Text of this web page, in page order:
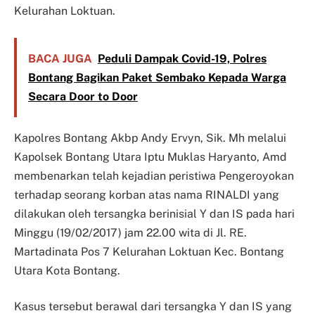
Kelurahan Loktuan.
BACA JUGA Peduli Dampak Covid-19, Polres
Bontang Bagikan Paket Sembako Kepada Warga
Secara Door to Door
Kapolres Bontang Akbp Andy Ervyn, Sik. Mh melalui
Kapolsek Bontang Utara Iptu Muklas Haryanto, Amd
membenarkan telah kejadian peristiwa Pengeroyokan
terhadap seorang korban atas nama RINALDI yang
dilakukan oleh tersangka berinisial Y dan IS pada hari
Minggu (19/02/2017) jam 22.00 wita di Jl. RE.
Martadinata Pos 7 Kelurahan Loktuan Kec. Bontang
Utara Kota Bontang.
Kasus tersebut berawal dari tersangka Y dan IS yang